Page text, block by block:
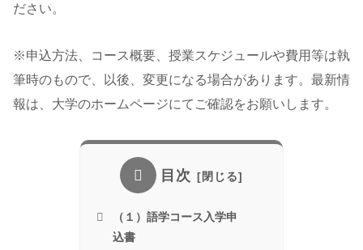
ださい。
※申込方法、コース概要、授業スケジュールや費用等は執
筆時のもので、以後、変更になる場合があります。最新情
報は、大学のホームページにてご確認をお願いします。
目次
（１）語学コース入学申
込書